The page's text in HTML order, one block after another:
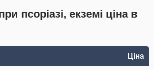
псоріазі, екземі ціна в
Ціна